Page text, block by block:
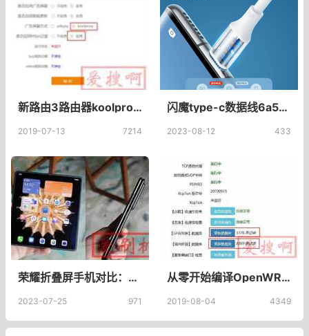
新路由3路由器koolproxy怎么过滤HTTPS？koolproxy证书怎么安装？
2019-07-13 7214
闪魔type-c数据线6a5a超级快充适用于华为小米荣耀66w40w充电器宝线typec安卓usb100w闪充typc加长tpc手机线_闪魔旗舰店
2023-08-12 433
荣耀折叠屏手机对比：Magic V2与Magic Vs，谁更值得购买？
2023-07-25 971
从零开始编译OpenWRT(LEDE)固件——6.github地址源码编译到固件里github源码编译
2019-08-04 4349